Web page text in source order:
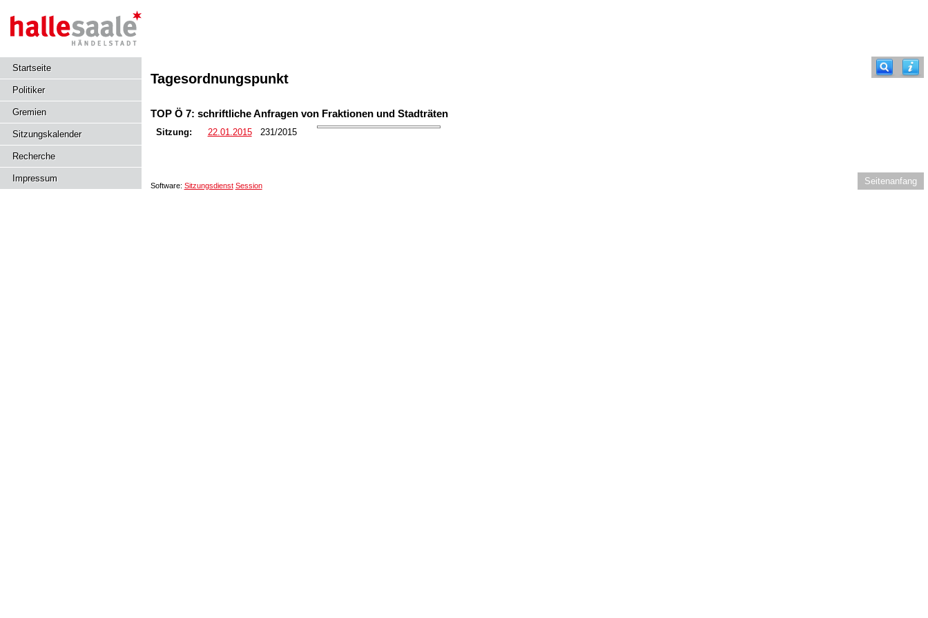
Startseite
Politiker
Gremien
Sitzungskalender
Recherche
Impressum
Tagesordnungspunkt
TOP Ö 7: schriftliche Anfragen von Fraktionen und Stadträten
Sitzung: 22.01.2015231/2015
Seitenanfang
Software: Sitzungsdienst Session